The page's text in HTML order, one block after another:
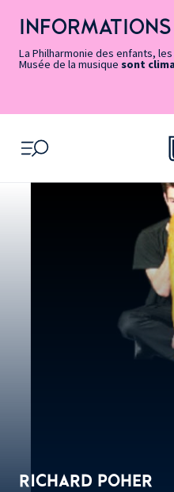
page
Accessibilité
accès
rapides
principal
contenu
principal
page
Message d’information
La Philharmonie des enfants,
Musée de la musique sont
OUVRIR LE MENU
RICHARD POHER